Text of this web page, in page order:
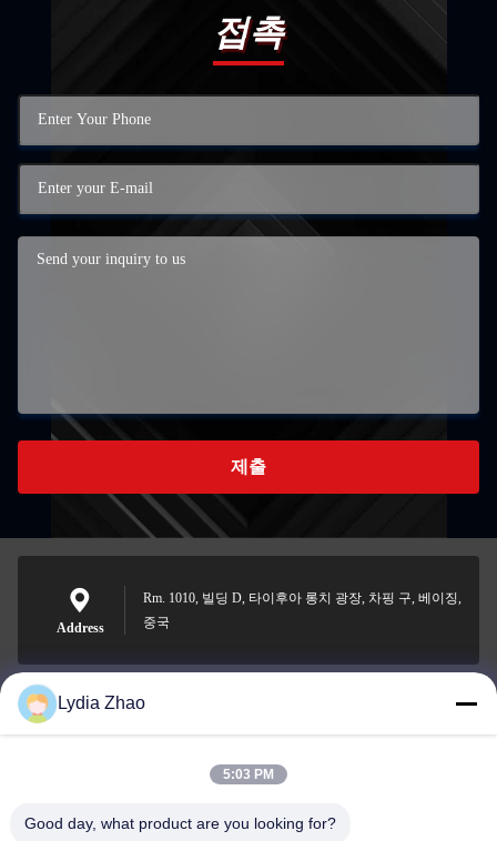
접촉
제출
Address
Rm. 1010, 빌딩 D, 타이후아 롱치 광장, 차핑 구, 베이징,
중국
jesingd@vip.sina.com
Lydia Zhao
5:03 PM
Good day, what product are you looking for?